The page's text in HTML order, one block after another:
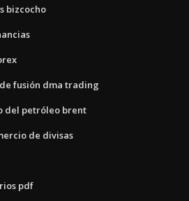
bizcocho
fusión dma trading
del petróleo brent
de divisas
pdf